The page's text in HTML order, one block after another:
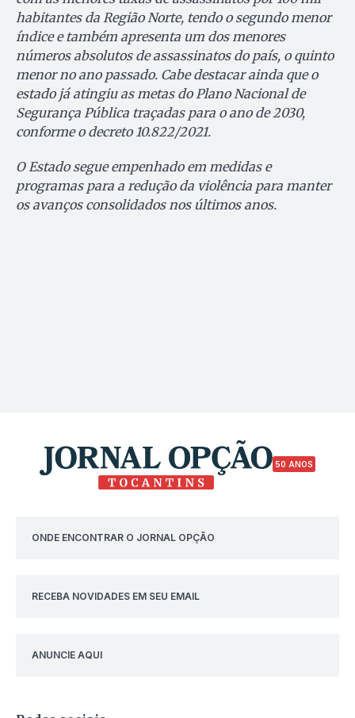
habitantes da Região Norte, tendo o segundo menor
índice e também apresenta um dos menores
números absolutos de assassinatos do país, o quinto
menor no ano passado. Cabe destacar ainda que o
estado já atingiu as metas do Plano Nacional de
Segurança Pública traçadas para o ano de 2030,
conforme o decreto 10.822/2021.
O Estado segue empenhado em medidas e
programas para a redução da violência para manter
os avanços consolidados nos últimos anos.
50 ANOS
ONDE ENCONTRAR O JORNAL OPÇÃO
RECEBA NOVIDADES EM SEU EMAIL
ANUNCIE AQUI